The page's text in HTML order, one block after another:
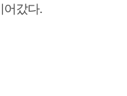
어갔다.